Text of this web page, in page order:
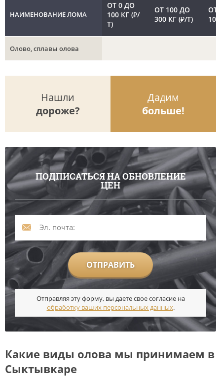
НАИМЕНОВАНИЕ ЛОМА
ОТ 0 ДО
100 КГ (₽/
Т)
ОТ 100 ДО
300 КГ (₽/Т)
ОТ
Олово, сплавы олова
Нашли
дороже?
Дадим
больше!
ПОДПИСАТЬСЯ НА ОБНОВЛЕНИЕ
ЦЕН
ОТПРАВИТЬ
Отправляя эту форму, вы даете свое согласие на
обработку ваших персональных данных.
Какие виды олова мы принимаем в
Сыктывкаре